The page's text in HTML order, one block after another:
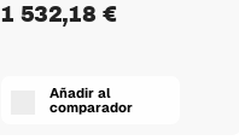
1 532,18 €
Añadir al
comparador